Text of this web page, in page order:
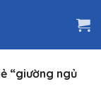
“giường ngủ